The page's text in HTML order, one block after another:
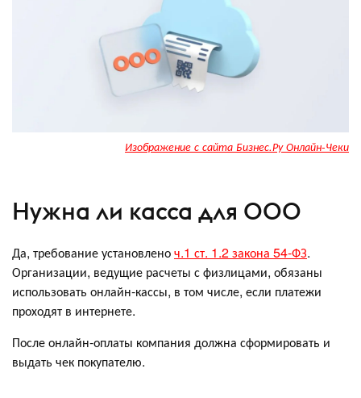
Изображение с сайта Бизнес.Ру Онлайн-Чеки
Нужна ли касса для ООО
Да, требование установленоч.1 ст. 1.2 закона 54-ФЗ.
Организации, ведущие расчеты с физлицами, обязаны
использовать онлайн-кассы, в том числе, если платежи
проходят в интернете.
После онлайн-оплаты компания должна сформировать и
выдать чек покупателю.